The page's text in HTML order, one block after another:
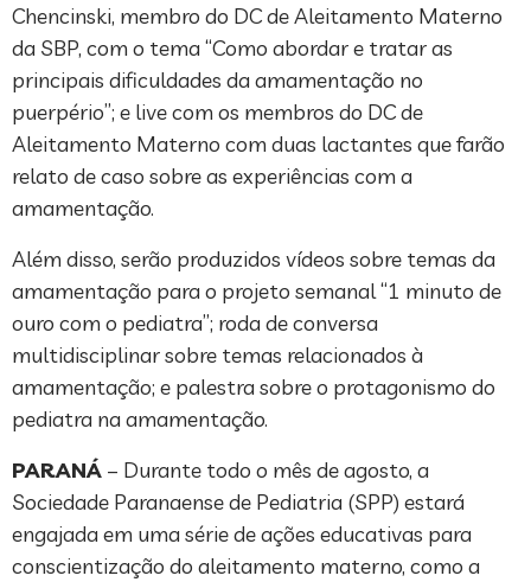
Chencinski, membro do DC de Aleitamento Materno
da SBP, com o tema “Como abordar e tratar as
principais dificuldades da amamentação no
puerpério”; e live com os membros do DC de
Aleitamento Materno com duas lactantes que farão
relato de caso sobre as experiências com a
amamentação.
Além disso, serão produzidos vídeos sobre temas da
amamentação para o projeto semanal “1 minuto de
ouro com o pediatra”; roda de conversa
multidisciplinar sobre temas relacionados à
amamentação; e palestra sobre o protagonismo do
pediatra na amamentação.
PARANÁ – Durante todo o mês de agosto, a
Sociedade Paranaense de Pediatria (SPP) estará
engajada em uma série de ações educativas para
conscientização do aleitamento materno, como a